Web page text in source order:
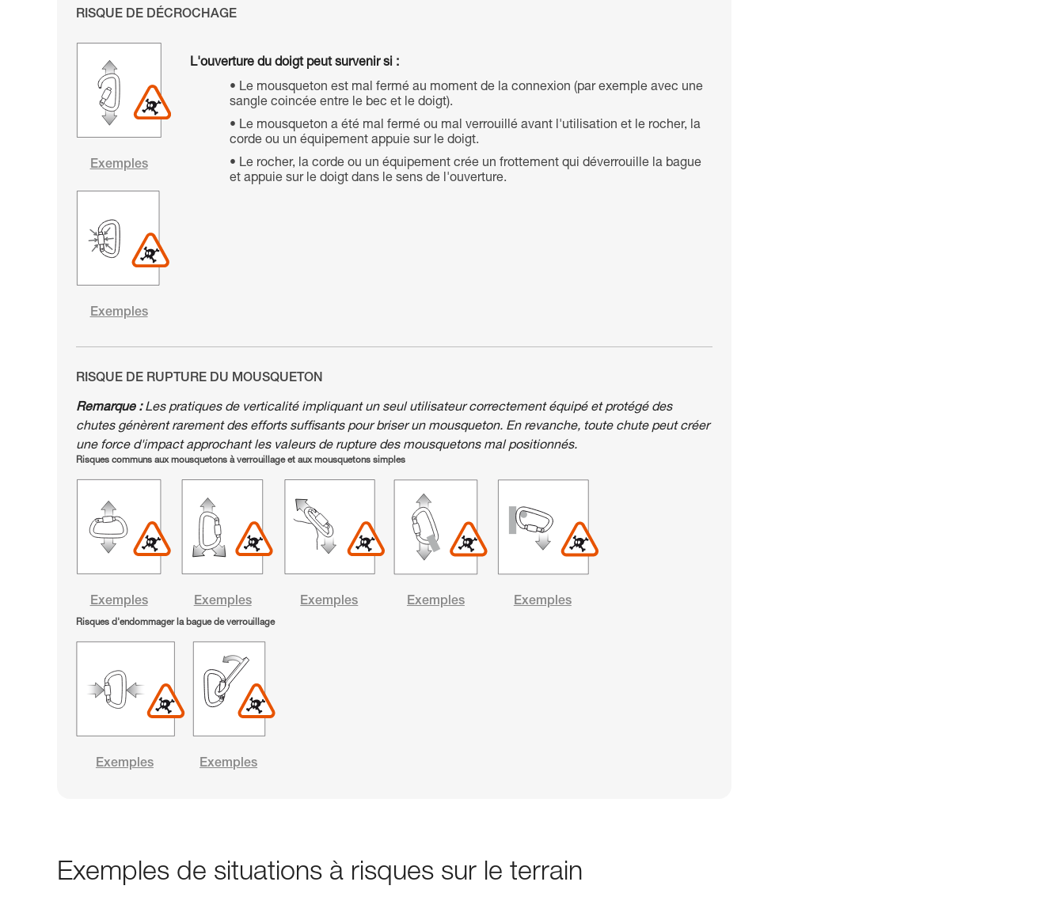
RISQUE DE DÉCROCHAGE
Exemples
Exemples
L'ouverture du doigt peut survenir si :
Le mousqueton est mal fermé au moment de la connexion (par exemple avec une
sangle coincée entre le bec et le doigt).
Le mousqueton a été mal fermé ou mal verrouillé avant l'utilisation et le rocher, la
corde ou un équipement appuie sur le doigt.
Le rocher, la corde ou un équipement crée un frottement qui déverrouille la bague
et appuie sur le doigt dans le sens de l'ouverture.
RISQUE DE RUPTURE DU MOUSQUETON
Remarque :Les pratiques de verticalité impliquant un seul utilisateur correctement équipé et protégé des
chutes génèrent rarement des efforts suffisants pour briser un mousqueton. En revanche, toute chute peut créer
une force d'impact approchant les valeurs de rupture des mousquetons mal positionnés.
Risques communs aux mousquetons à verrouillage et aux mousquetons simples
Exemples Exemples Exemples Exemples Exemples
Risques d'endommager la bague de verrouillage
Exemples Exemples
Exemples de situations à risques sur le terrain